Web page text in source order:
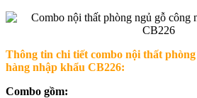
Thông tin chi tiết combo nội thất
hàng nhập khẩu CB226:
Combo gồm: